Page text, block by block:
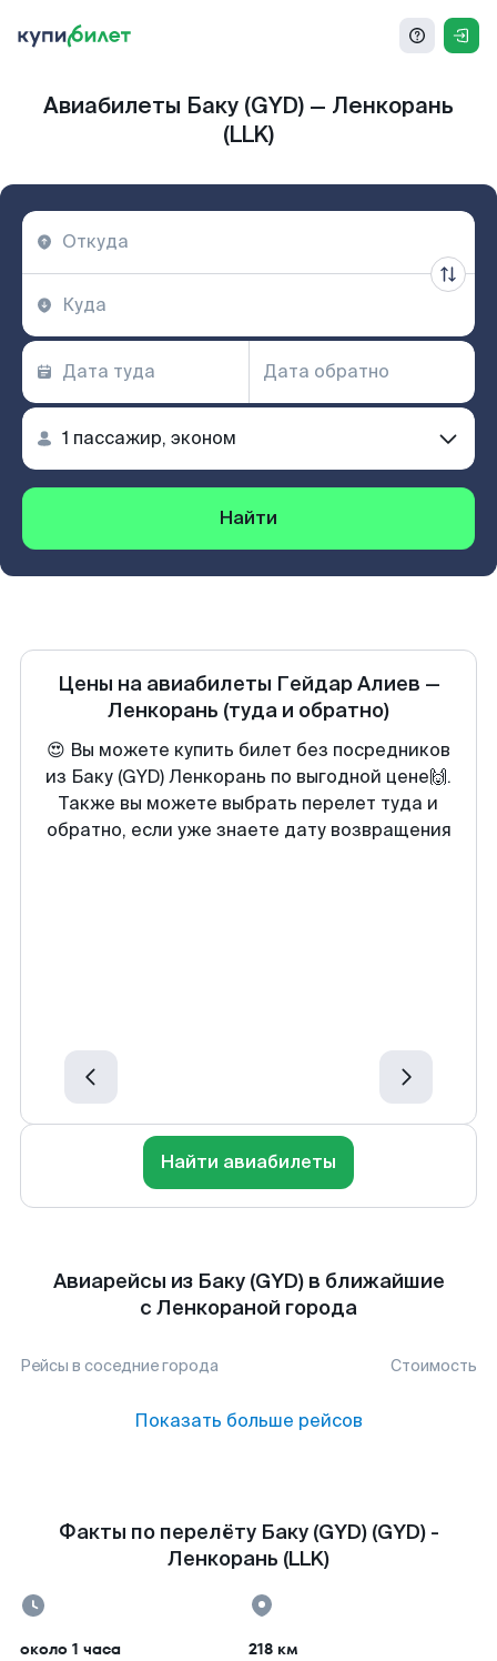
Авиабилеты Баку (GYD) — Ленкорань
(LLK)
Найти
Цены на авиабилеты Гейдар Алиев —
Ленкорань (туда и обратно)
😍 Вы можете купить билет без посредников
из Баку (GYD) Ленкорань по выгодной цене🙌.
Также вы можете выбрать перелет туда и
обратно, если уже знаете дату возвращения
Найти авиабилеты
Авиарейсы из Баку (GYD) в ближайшие
с Ленкораной города
Рейсы в соседние города Стоимость
Показать больше рейсов
Факты по перелёту Баку (GYD) (GYD) -
Ленкорань (LLK)
около 1 часа 218 км